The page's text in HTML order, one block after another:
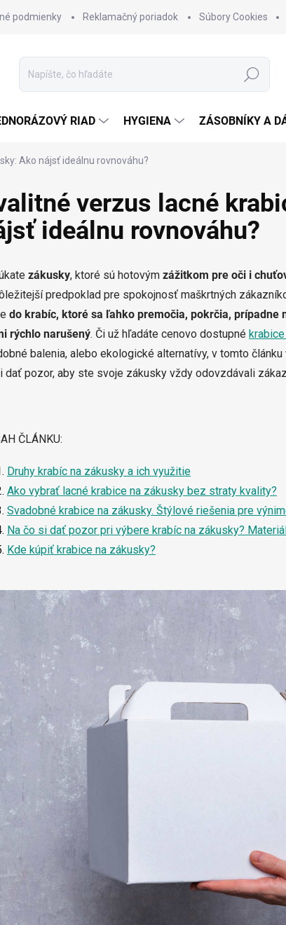
podmienky Reklamačný poriadok Súbory Cookies
Hľadať
RIAD HYGIENA ZÁSOBNÍKY A
Ako nájsť ideálnu rovnováhu?
verzus lacné
ideálnu rovnováhu?
zákusky, ktoré sú hotovým zážitkom pre oči i
predpoklad pre spokojnosť maškrtných
do krabíc, ktoré sa ľahko premočia, pokrčia, prípadne
rýchlo narušený. Či už hľadáte cenovo dostupné
balenia, alebo ekologické alternatívy, v tomto článku
dať pozor, aby ste svoje zákusky vždy odovzdávali
ČLÁNKU:
Druhy krabíc na zákusky a ich využitie
Ako vybrať lacné krabice na zákusky bez straty kvality?
Svadobné krabice na zákusky. Štýlové riešenia pre
Na čo si dať pozor pri výbere krabíc na zákusky?
Kde kúpiť krabice na zákusky?